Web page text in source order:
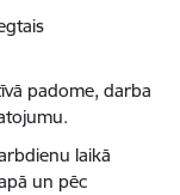
padome, darba
laikā
un pēc